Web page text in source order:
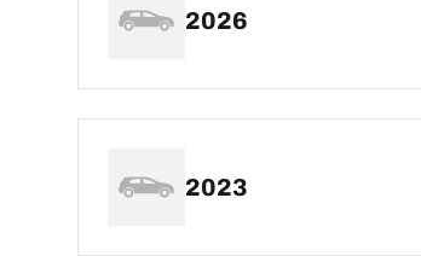
2026
2023